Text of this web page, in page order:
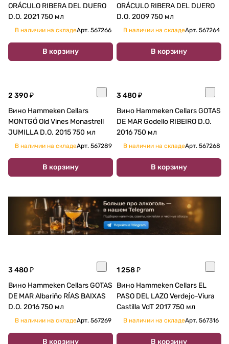
ORÁCULO RIBERA DEL DUERO
D.O. 2021 750 мл
В наличии на складеАрт. 567266
В корзину
ORÁCULO RIBERA DEL DUERO
D.O. 2009 750 мл
В наличии на складеАрт. 567264
В корзину
2 390 ₽
Вино Hammeken Cellars
MONTGÓ Old Vines Monastrell
JUMILLA D.O. 2015 750 мл
В наличии на складеАрт. 567289
В корзину
3 480 ₽
Вино Hammeken Cellars GOTAS
DE MAR Godello RIBEIRO D.O.
2016 750 мл
В наличии на складеАрт. 567268
В корзину
3 480 ₽
Вино Hammeken Cellars GOTAS
DE MAR Albariño RÍAS BAIXAS
D.O. 2016 750 мл
В наличии на складеАрт. 567269
В корзину
1 258 ₽
Вино Hammeken Cellars EL
PASO DEL LAZO Verdejo-Viura
Castilla VdT 2017 750 мл
В наличии на складеАрт. 567316
В корзину